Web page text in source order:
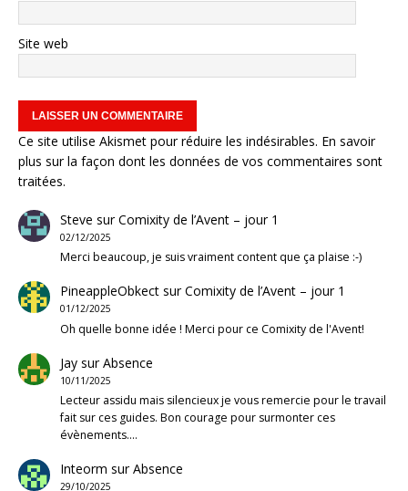
Site web
Ce site utilise Akismet pour réduire les indésirables. En savoir
plus sur la façon dont les données de vos commentaires sont
traitées.
Steve surComixity de l’Avent – jour 1
02/12/2025
Merci beaucoup, je suis vraiment content que ça plaise :-)
PineappleObkectsurComixity de l’Avent – jour 1
01/12/2025
Oh quelle bonne idée ! Merci pour ce Comixity de l'Avent!
JaysurAbsence
10/11/2025
Lecteur assidu mais silencieux je vous remercie pour le travail
fait sur ces guides. Bon courage pour surmonter ces
évènements.…
Inteorm surAbsence
29/10/2025